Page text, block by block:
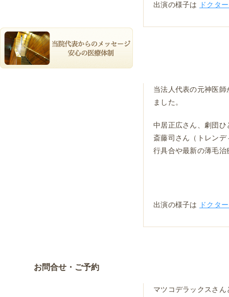
お問合せ・ご予約
出演の様子は ドクタ
当法人代表の元神医
ました。
中居正広さん、劇団
斎藤司さん（トレン
行具合や最新の薄毛
出演の様子は ドクタ
マツコデラックスさ